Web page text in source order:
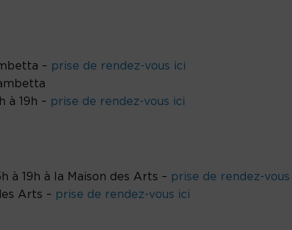
– prise de rendez-vous ici
à 19h – prise de rendez-vous ici
à 19h à la Maison des Arts – prise de rendez-vous
Arts – prise de rendez-vous ici